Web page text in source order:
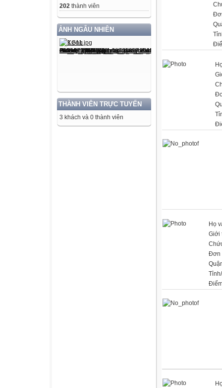
202 thành viên
ẢNH NGẪU NHIÊN
THÀNH VIÊN TRỰC TUYẾN
3 khách và 0 thành viên
Họ
Giới
Đơn